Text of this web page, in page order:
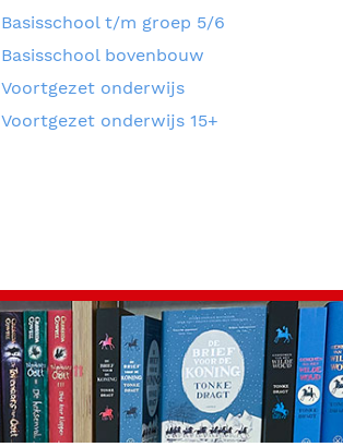
Basisschool t/m groep 5/6
Basisschool bovenbouw
Voortgezet onderwijs
Voortgezet onderwijs 15+